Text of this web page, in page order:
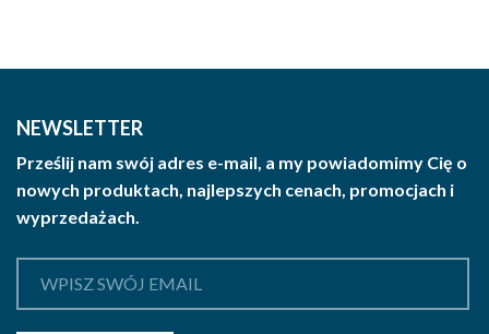
NEWSLETTER
Prześlij nam swój adres e-mail, a my powiadomimy Cię o
nowych produktach, najlepszych cenach, promocjach i
wyprzedażach.